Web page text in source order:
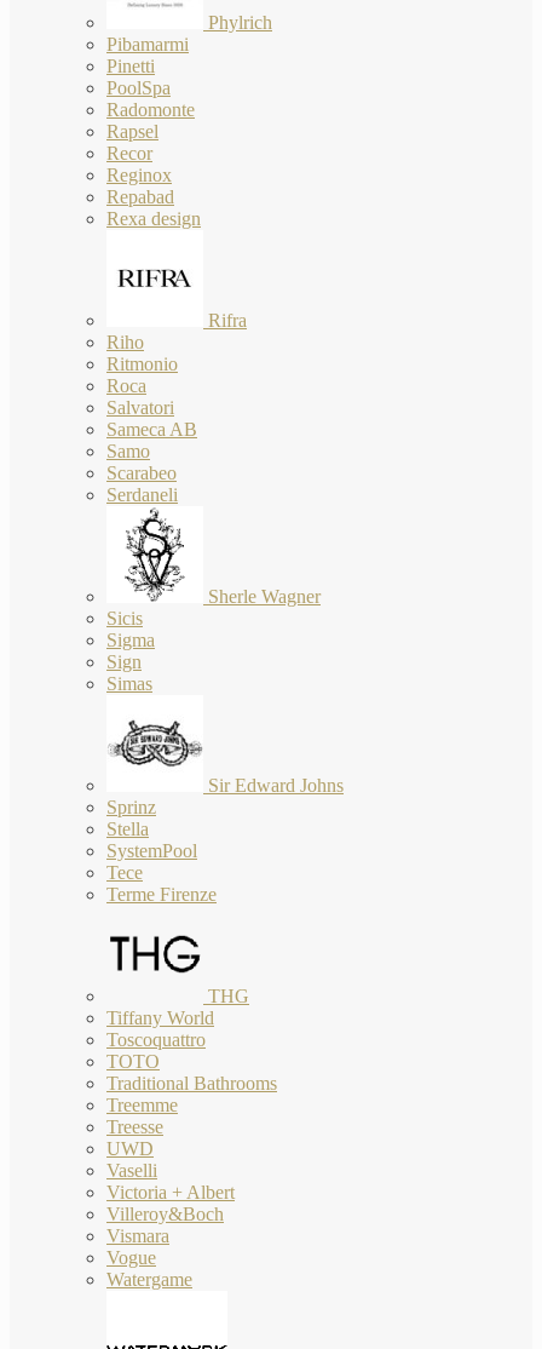
Phylrich
Pibamarmi
Pinetti
PoolSpa
Radomonte
Rapsel
Recor
Reginox
Repabad
Rexa design
Rifra
Riho
Ritmonio
Roca
Salvatori
Sameca AB
Samo
Scarabeo
Serdaneli
Sherle Wagner
Sicis
Sigma
Sign
Simas
Sir Edward Johns
Sprinz
Stella
SystemPool
Tece
Terme Firenze
THG
Tiffany World
Toscoquattro
TOTO
Traditional Bathrooms
Treemme
Treesse
UWD
Vaselli
Victoria + Albert
Villeroy&Boch
Vismara
Vogue
Watergame